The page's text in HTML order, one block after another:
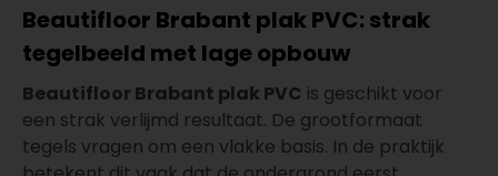
Beautifloor Brabant plak PVC: strak
tegelbeeld met lage opbouw
Beautifloor Brabant plak PVC is geschikt voor
een strak verlijmd resultaat. De grootformaat
tegels vragen om een vlakke basis. In de praktijk